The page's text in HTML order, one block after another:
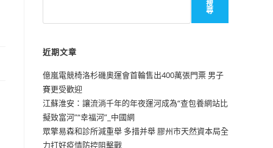
搜
尋
近期文章
億嵐電競椅洛杉磯奧運會首輪售出400萬張門票 男子
賽更受歡迎
江蘇淮安：讓流淌千年的年夜運河成為“查包養網站比
擬致富河”“幸福河”_中國網
眾擎易森和診所減重舉 多措并舉 膠州市天然資本局全
力打好疫情防控阻擊戰